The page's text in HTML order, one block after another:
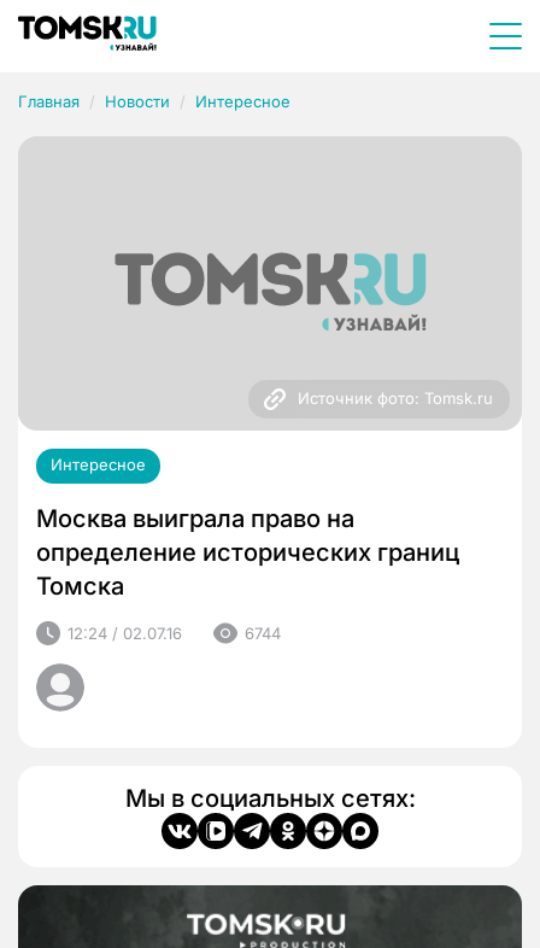
Главная Новости Интересное
Источник фото: Tomsk.ru
Интересное
Москва выиграла право на
определение исторических границ
Томска
12:24 / 02.07.16 6744
Мы в социальных сетях: